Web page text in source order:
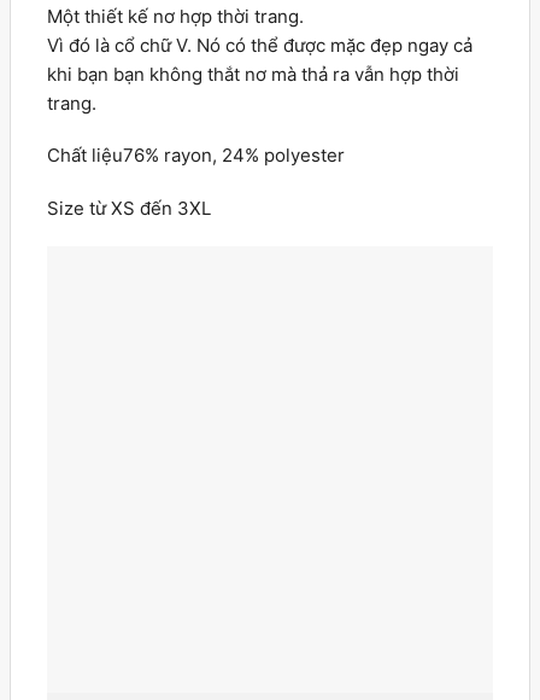
Một thiết kế nơ hợp thời trang.
Vì đó là cổ chữ V. Nó có thể được mặc đẹp ngay cả
khi bạn bạn không thắt nơ mà thả ra vẫn hợp thời
trang.
Chất liệu76% rayon, 24% polyester
Size từ XS đến 3XL